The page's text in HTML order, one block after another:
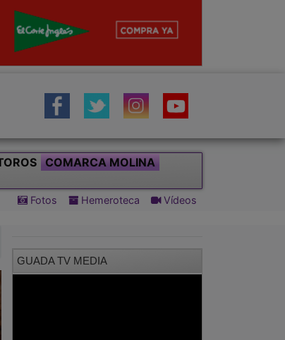
COMARCA MOLINA
Fotos Hemeroteca Vídeos
GUADA TV MEDIA